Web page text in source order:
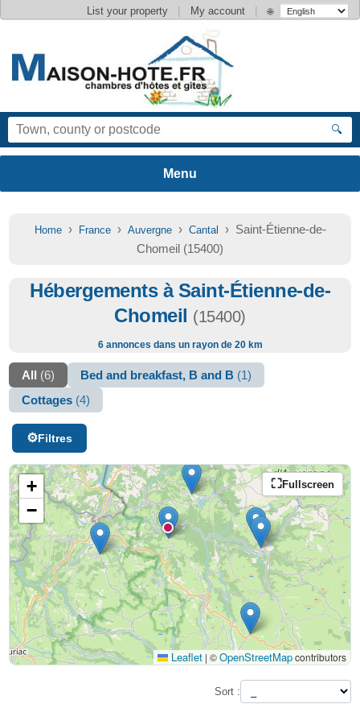
List your property | My account | 🌐
🔍
Home› France› Auvergne› Cantal
› Saint-Étienne-de-
Chomeil (15400)
Hébergements à Saint-Étienne-de-
Chomeil (15400)
6 annonces dans un rayon de 20 km
All (6) Bed and breakfast, B and B (1)
Cottages (4)
Filtres
Fullscreen
+
−
Leaflet | ©OpenStreetMapcontributors
Sort :